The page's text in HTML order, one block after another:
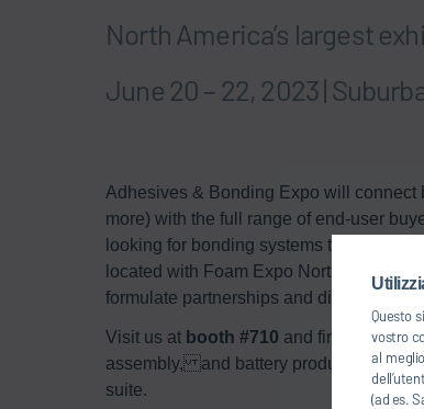
Questo
vostro
al
(ad es.
North America’s largest
June 20 – 22, 2023 |
Adhesives & Bonding Expo will
more) with the full range of end-user
looking for bonding systems to
located with Foam Expo North America,
formulate partnerships and discover
Visit us at booth #710 and find out
assembly, and battery production
suite.